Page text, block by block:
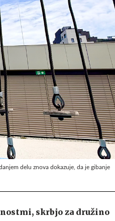
delu znova dokazuje, da je gibanje
skrbjo za družino